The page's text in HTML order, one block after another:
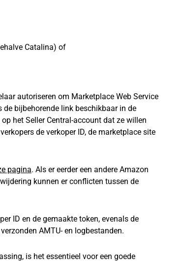
Catalina) of
autoriseren om Marketplace Web Service
de bijbehorende link beschikbaar in de
het Seller Central-account dat ze willen
de verkoper ID, de marketplace site
pagina. Als er eerder een andere Amazon
kunnen er conflicten tussen de
ID en de gemaakte token, evenals de
AMTU- en logbestanden.
is het essentieel voor een goede